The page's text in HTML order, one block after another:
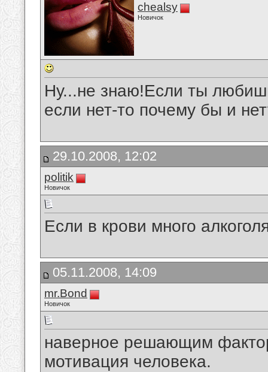
chealsy
Новичок
Ну...не знаю!Если ты
если нет-то почему бы и
29.10.2008, 12:02
politik
Новичок
Если в крови много
05.11.2008, 14:09
mr.Bond
Новичок
наверное решающим
мотивация человека.